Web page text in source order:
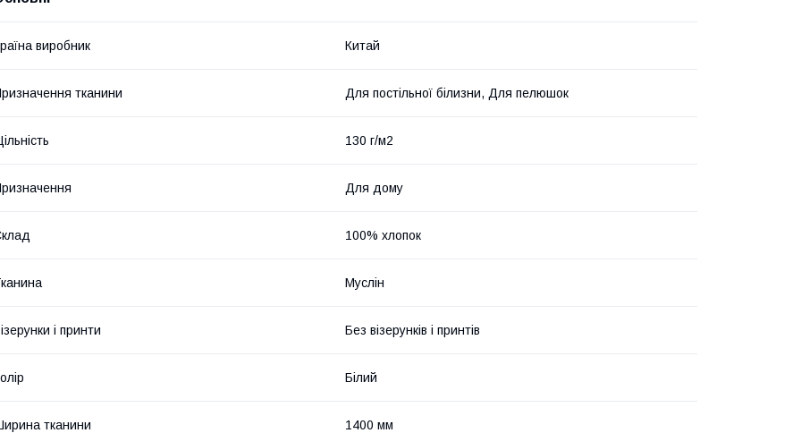
виробник Китай
тканини Для постільної білизни, Для пелюшок
130 г/м2
Для дому
100% хлопок
Муслін
і принти Без візерунків і принтів
Білий
тканини 1400 мм